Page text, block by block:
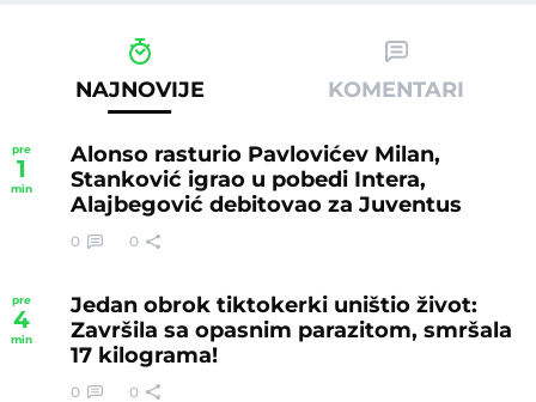
NAJNOVIJE KOMENTARI
pre
1
min
Alonso rasturio Pavlovićev Milan,
Stanković igrao u pobedi Intera,
Alajbegović debitovao za Juventus
0 0
pre
4
min
Jedan obrok tiktokerki uništio život:
Završila sa opasnim parazitom, smršala
17 kilograma!
0 0